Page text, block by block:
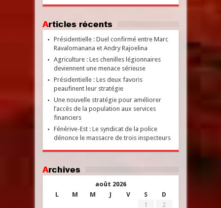
Articles récents
Présidentielle : Duel confirmé entre Marc
Ravalomanana et Andry Rajoelina
Agriculture : Les chenilles légionnaires
deviennent une menace sérieuse
Présidentielle : Les deux favoris
peaufinent leur stratégie
Une nouvelle stratégie pour améliorer
l’accès de la population aux services
financiers
Fénérive-Est : Le syndicat de la police
dénonce le massacre de trois inspecteurs
Archives
août 2026
L
M M J V S D
1
2